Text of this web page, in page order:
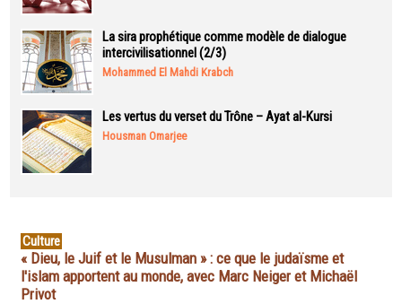
La sira prophétique comme modèle de dialogue
intercivilisationnel (2/3)
Mohammed El Mahdi Krabch
Les vertus du verset du Trône – Ayat al-Kursi
Housman Omarjee
Culture
« Dieu, le Juif et le Musulman » : ce que le judaïsme et
l'islam apportent au monde, avec Marc Neiger et Michaël
Privot